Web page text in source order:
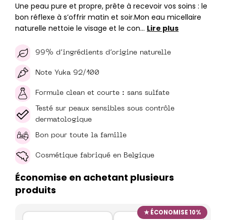
Une peau pure et propre, prête à recevoir vos soins : le
bon réflexe à s’offrir matin et soir.Mon eau micellaire
naturelle nettoie le visage et le con… Lire plus
99% d’ingrédients d’origine naturelle
Note Yuka 92/100
Formule clean et courte : sans sulfate
Testé sur peaux sensibles sous contrôle
dermatologique
Bon pour toute la famille
Cosmétique fabriqué en Belgique
Économise en achetant plusieurs
produits
ÉCONOMISE 10%